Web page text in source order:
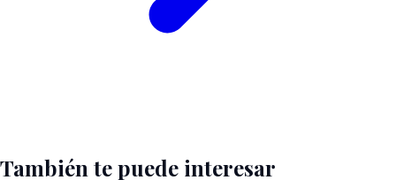
También te puede interesar